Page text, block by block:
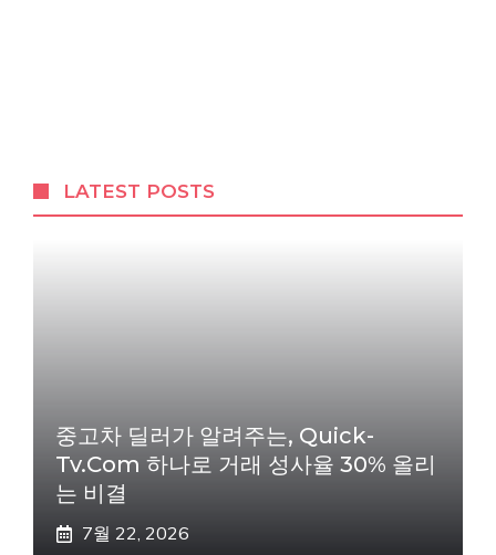
LATEST POSTS
중고차 딜러가 알려주는, Quick-
Tv.com 하나로 거래 성사율 30% 올리
는 비결
7월 22, 2026